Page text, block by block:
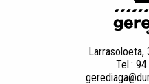
Larrasoloeta,
Tel.: